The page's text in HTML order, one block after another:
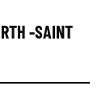
-SAINT